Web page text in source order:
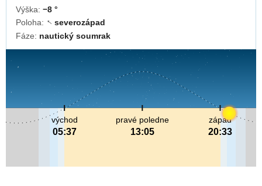
Výška: −8 °
Poloha: ↓severozápad
Fáze: nautický soumrak
pravé poledne
13:05
východ
05:37
západ
20:33